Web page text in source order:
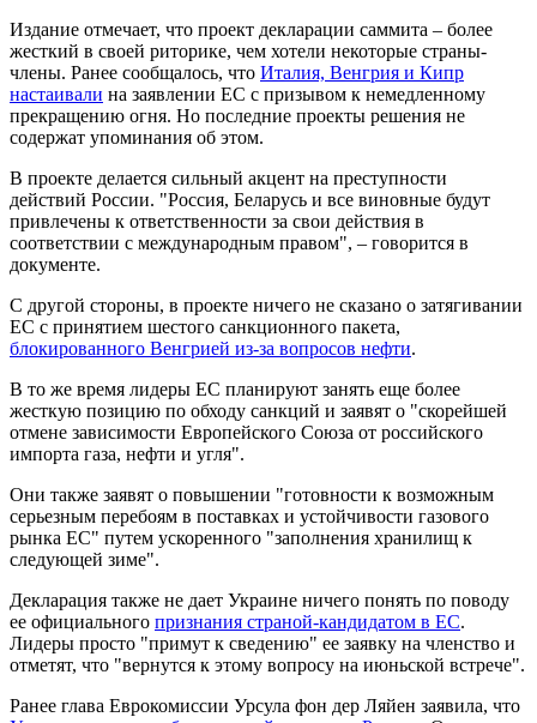
Издание отмечает, что проект декларации саммита – более
жесткий в своей риторике, чем хотели некоторые страны-
члены. Ранее сообщалось, что Италия, Венгрия и Кипр
настаивали на заявлении ЕС с призывом к немедленному
прекращению огня. Но последние проекты решения не
содержат упоминания об этом.
В проекте делается сильный акцент на преступности
действий России. "Россия, Беларусь и все виновные будут
привлечены к ответственности за свои действия в
соответствии с международным правом", – говорится в
документе.
С другой стороны, в проекте ничего не сказано о затягивании
ЕС с принятием шестого санкционного пакета,
блокированного Венгрией из-за вопросов нефти.
В то же время лидеры ЕС планируют занять еще более
жесткую позицию по обходу санкций и заявят о "скорейшей
отмене зависимости Европейского Союза от российского
импорта газа, нефти и угля".
Они также заявят о повышении "готовности к возможным
серьезным перебоям в поставках и устойчивости газового
рынка ЕС" путем ускоренного "заполнения хранилищ к
следующей зиме".
Декларация также не дает Украине ничего понять по поводу
ее официального признания страной-кандидатом в ЕС.
Лидеры просто "примут к сведению" ее заявку на членство и
отметят, что "вернутся к этому вопросу на июньской встрече".
Ранее глава Еврокомиссии Урсула фон дер Ляйен заявила, что